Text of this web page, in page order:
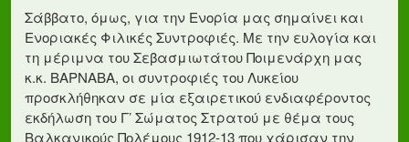
Σάββατο, όμως, για την Ενορία μας σημαίνει και
Ενοριακές Φιλικές Συντροφιές. Με την ευλογία και
τη μέριμνα του Σεβασμιωτάτου Ποιμενάρχη μας
κ.κ. ΒΑΡΝΑΒΑ, οι συντροφιές του Λυκείου
προσκλήθηκαν σε μία εξαιρετικού ενδιαφέροντος
εκδήλωση του Γ’ Σώματος Στρατού με θέμα τους
Βαλκανικούς Πολέμους 1912-13 που χάρισαν την